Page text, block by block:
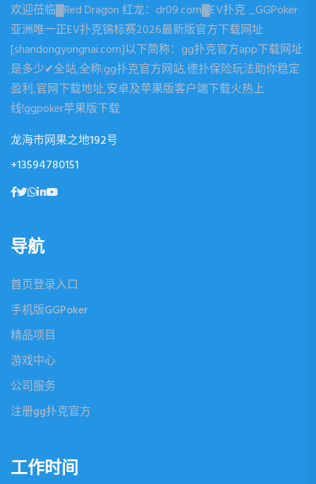
欢迎莅临▓Red Dragon 红龙：dr09.com▓EV扑克 _GGPoker
亚洲唯一正EV扑克锦标赛2026最新版官方下载网址
[shandongyongnai.com]以下简称：gg扑克官方app下载网址
是多少✔全站,全称:gg扑克官方网站,德扑保险玩法助你稳定
盈利,官网下载地址,安卓及苹果版客户端下载火热上
线!ggpoker苹果版下载
龙海市网果之地192号
+13594780151
导航
首页登录入口
手机版GGPoker
精品项目
游戏中心
公司服务
注册gg扑克官方
工作时间